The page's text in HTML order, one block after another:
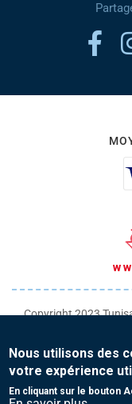
Copyright 2023
Conditions générales
Protection de vos
Nous utilisons des
votre expérience
En cliquant sur le bouton